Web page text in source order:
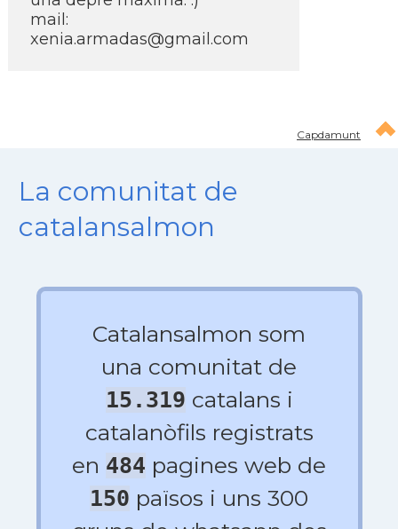
mail:
xenia.armadas@gmail.com
Capdamunt
La comunitat de
catalansalmon
Catalansalmon som
una comunitat de
15.319 catalans i
catalanòfils registrats
en 484 pagines web de
150 països i uns 300